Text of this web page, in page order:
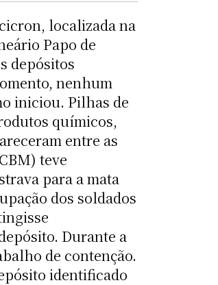
localizada na
Papo de
depósitos
nenhum
iniciou. Pilhas de
químicos,
entre as
teve
para a mata
dos soldados
Durante a
de contenção.
identificado